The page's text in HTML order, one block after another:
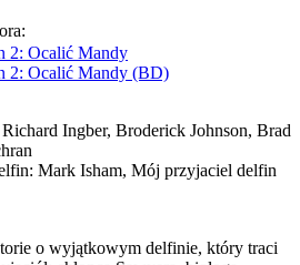
2: Ocalić Mandy
2: Ocalić Mandy (BD)
Richard Ingber, Broderick Johnson, Brad
Mark Isham, Mój przyjaciel delfin
o wyjątkowym delfinie, który traci